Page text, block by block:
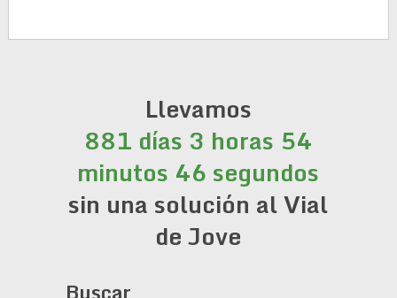
Llevamos
881 días 3 horas 54
minutos 46 segundos
sin una solución al Vial
de Jove